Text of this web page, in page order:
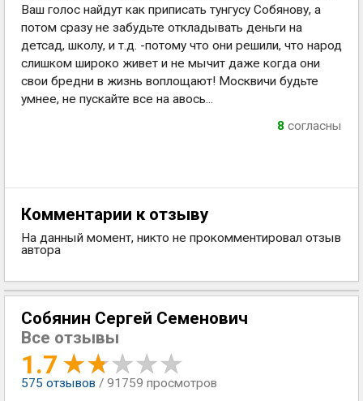
Ваш голос найдут как приписать тунгусу Собянову, а
потом сразу не забудьте откладывать деньги на
детсад, школу, и т.д. -потому что они решили, что народ
слишком широко живет и не мычит даже когда они
свои бредни в жизнь воплощают! Москвичи будьте
умнее, не пускайте все на авось...
8 согласны
Комментарии к отзыву
На данный момент, никто не прокомментировал отзыв
автора
Собянин Сергей Семенович
Все отзывы
1.7
575 отзывов / 91759 просмотров